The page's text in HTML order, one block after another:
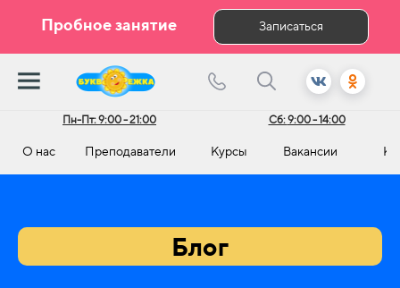
Пробное занятие Записаться
Пн-Пт:9:00 - 21:00 Сб:9:00 - 14:00
О нас Преподаватели Курсы Вакансии
Блог